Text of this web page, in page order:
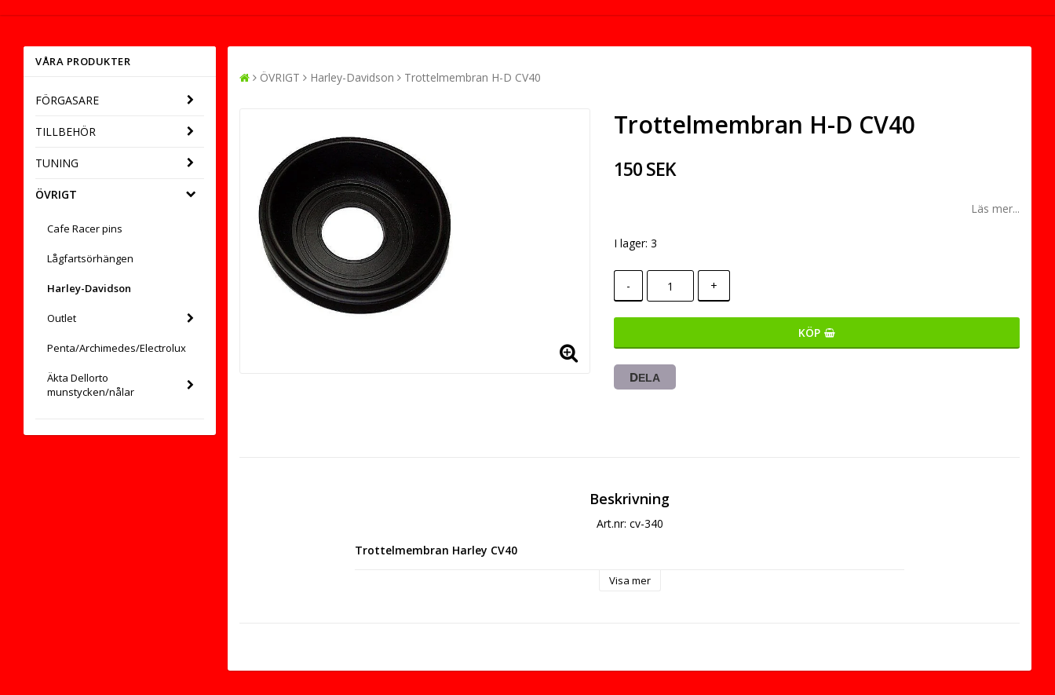
VÅRA PRODUKTER
FÖRGASARE
TILLBEHÖR
TUNING
ÖVRIGT
Cafe Racer pins
Lågfartsörhängen
Harley-Davidson
Outlet
Penta/Archimedes/Electrolux
Äkta Dellorto
munstycken/nålar
ÖVRIGT Harley-Davidson Trottelmembran H-D CV40
Trottelmembran H-D CV40
150 SEK
Läs mer...
I lager: 3
- +
KÖP
DELA
Beskrivning
Art.nr: cv-340
Trottelmembran Harley CV40
Visa mer